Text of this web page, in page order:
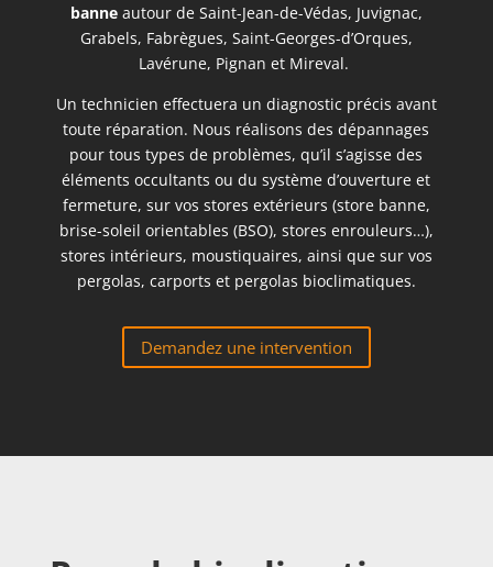
banne autour de Saint-Jean-de-Védas, Juvignac,
Grabels, Fabrègues, Saint-Georges-d’Orques,
Lavérune, Pignan et Mireval.
Un technicien effectuera un diagnostic précis avant
toute réparation. Nous réalisons des dépannages
pour tous types de problèmes, qu’il s’agisse des
éléments occultants ou du système d’ouverture et
fermeture, sur vos stores extérieurs (store banne,
brise-soleil orientables (BSO), stores enrouleurs…),
stores intérieurs, moustiquaires, ainsi que sur vos
pergolas, carports et pergolas bioclimatiques.
Demandez une intervention